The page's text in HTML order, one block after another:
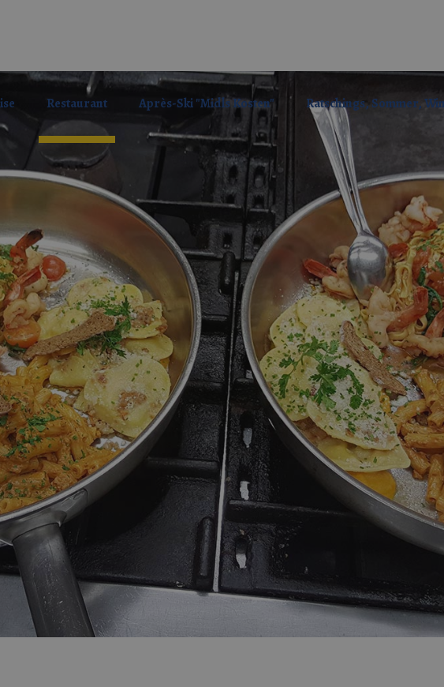
Restaurant Après-Ski "Midls Kosten" Ratschings, Sommer,